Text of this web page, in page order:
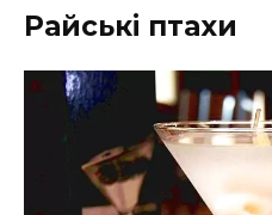
Райські птахи